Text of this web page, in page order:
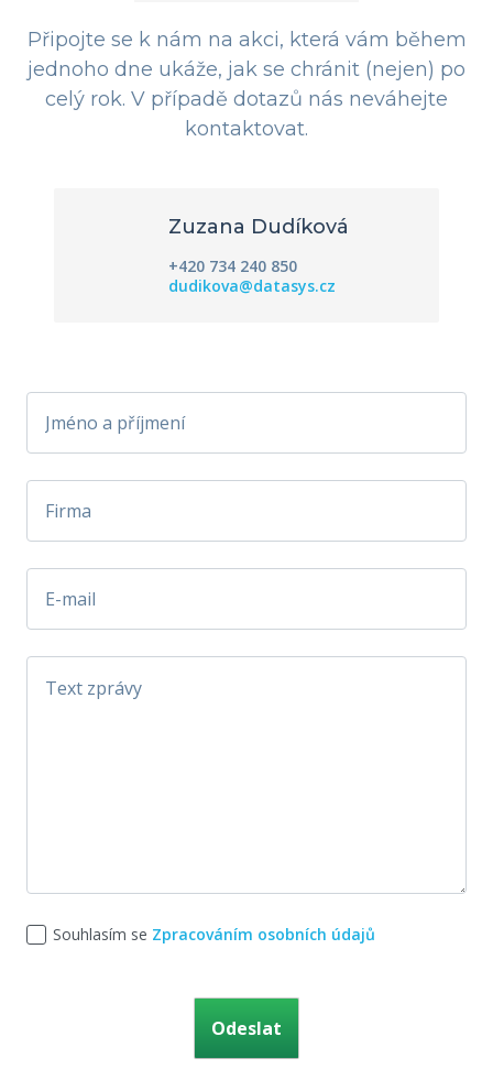
Připojte se k nám na akci, která vám během
jednoho dne ukáže, jak se chránit (nejen) po
celý rok. V případě dotazů nás neváhejte
kontaktovat.
Zuzana Dudíková
+420 734 240 850
dudikova@datasys.cz
Souhlasím se Zpracováním osobních údajů
Ponechte toto pole prázdné.